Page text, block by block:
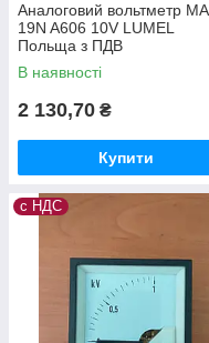
Аналоговий вольтметр MA
19N A606 10V LUMEL
Польща з ПДВ
В наявності
2 130,70 ₴
Купити
с НДС